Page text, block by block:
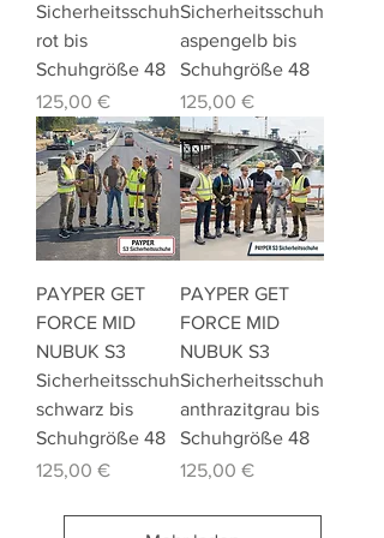
Sicherheitsschuh
rot bis
Schuhgröße 48
Preis
125,00 €
Sicherheitsschuh
aspengelb bis
Schuhgröße 48
Preis
125,00 €
PAYPER GET
FORCE MID
NUBUK S3
Sicherheitsschuh
schwarz bis
Schuhgröße 48
Preis
125,00 €
PAYPER GET
FORCE MID
NUBUK S3
Sicherheitsschuh
anthrazitgrau bis
Schuhgröße 48
Preis
125,00 €